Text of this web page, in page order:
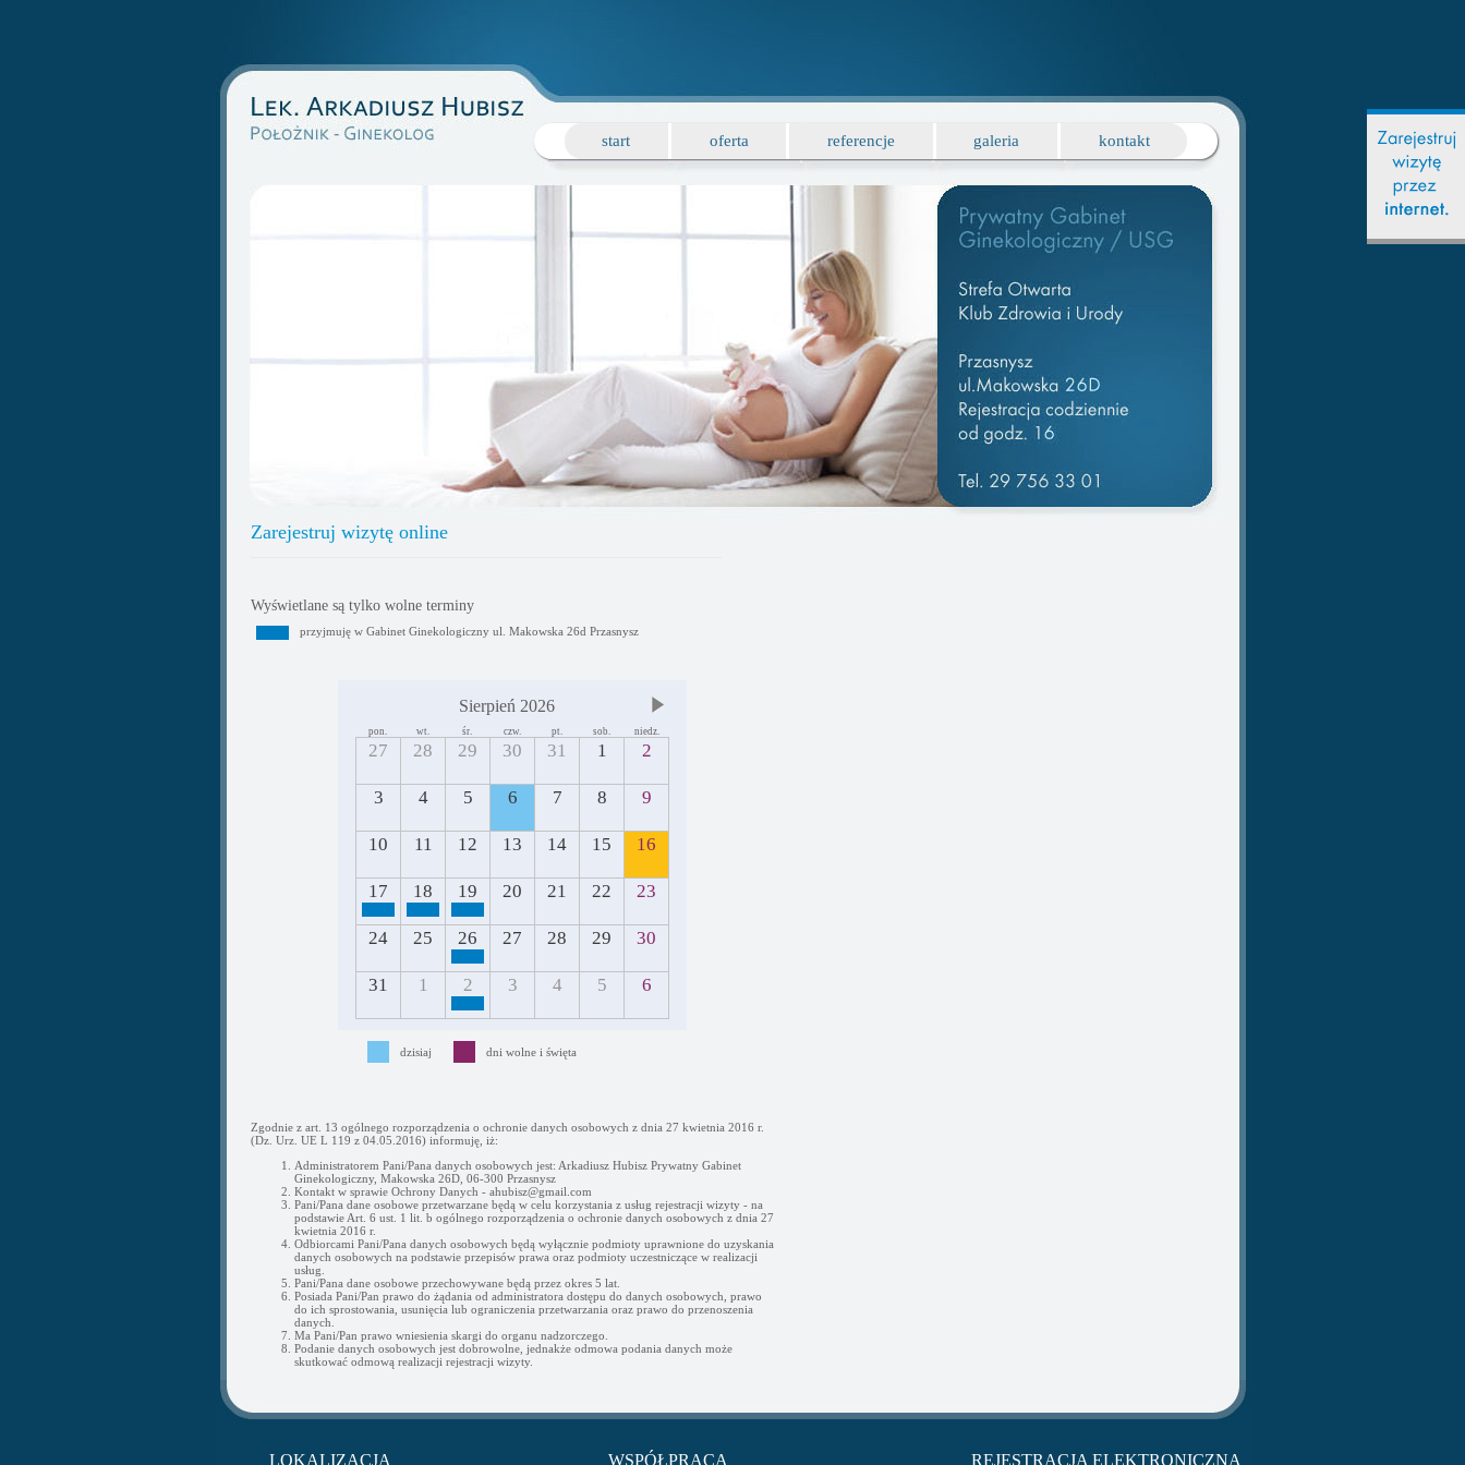
start oferta referencje galeria kontakt
Zarejestruj wizytę online
Wyświetlane są tylko wolne terminy
przyjmuję w Gabinet Ginekologiczny ul. Makowska 26d Przasnysz
Sierpień 2026
pon. wt. śr. czw. pt. sob. niedz.
27 28 29 30 31 1 2
3 4 5 6 7 8 9
10 11 12 13 14 15 16
17 18 19 20 21 22 23
24 25 26 27 28 29 30
31 1 2 3 4 5 6
dzisiaj dni wolne i święta
Zgodnie z art. 13 ogólnego rozporządzenia o ochronie danych osobowych z dnia 27 kwietnia 2016 r.
(Dz. Urz. UE L 119 z 04.05.2016) informuję, iż:
Administratorem Pani/Pana danych osobowych jest: Arkadiusz Hubisz Prywatny Gabinet
Ginekologiczny, Makowska 26D, 06-300 Przasnysz
Kontakt w sprawie Ochrony Danych - ahubisz@gmail.com
Pani/Pana dane osobowe przetwarzane będą w celu korzystania z usług rejestracji wizyty - na
podstawie Art. 6 ust. 1 lit. b ogólnego rozporządzenia o ochronie danych osobowych z dnia 27
kwietnia 2016 r.
Odbiorcami Pani/Pana danych osobowych będą wyłącznie podmioty uprawnione do uzyskania
danych osobowych na podstawie przepisów prawa oraz podmioty uczestniczące w realizacji
usług.
Pani/Pana dane osobowe przechowywane będą przez okres 5 lat.
Posiada Pani/Pan prawo do żądania od administratora dostępu do danych osobowych, prawo
do ich sprostowania, usunięcia lub ograniczenia przetwarzania oraz prawo do przenoszenia
danych.
Ma Pani/Pan prawo wniesienia skargi do organu nadzorczego.
Podanie danych osobowych jest dobrowolne, jednakże odmowa podania danych może
skutkować odmową realizacji rejestracji wizyty.
LOKALIZACJA WSPÓŁPRACA REJESTRACJA ELEKTRONICZNA